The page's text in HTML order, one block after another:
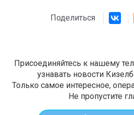
Поделиться
Присоединяйтесь к нашему
узнавать новости
Только самое интересное,
Не пропустите